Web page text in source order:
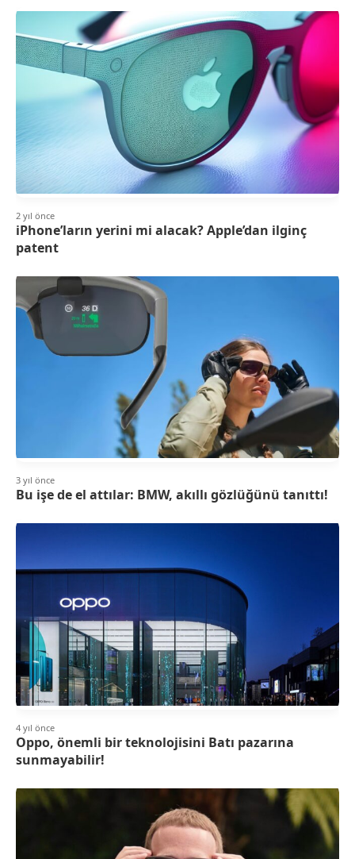
2 yıl önce
iPhone’ların yerini mi alacak? Apple’dan ilginç
patent
3 yıl önce
Bu işe de el attılar: BMW, akıllı gözlüğünü tanıttı!
4 yıl önce
Oppo, önemli bir teknolojisini Batı pazarına
sunmayabilir!